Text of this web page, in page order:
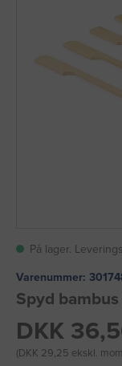
På lager.
Varenummer:
Spyd
DKK
(DKK 29,25 ekskl.